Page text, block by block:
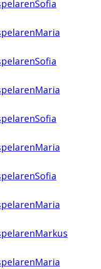
Sofia
Maria
Sofia
Maria
Sofia
Maria
Sofia
Maria
Markus
Maria